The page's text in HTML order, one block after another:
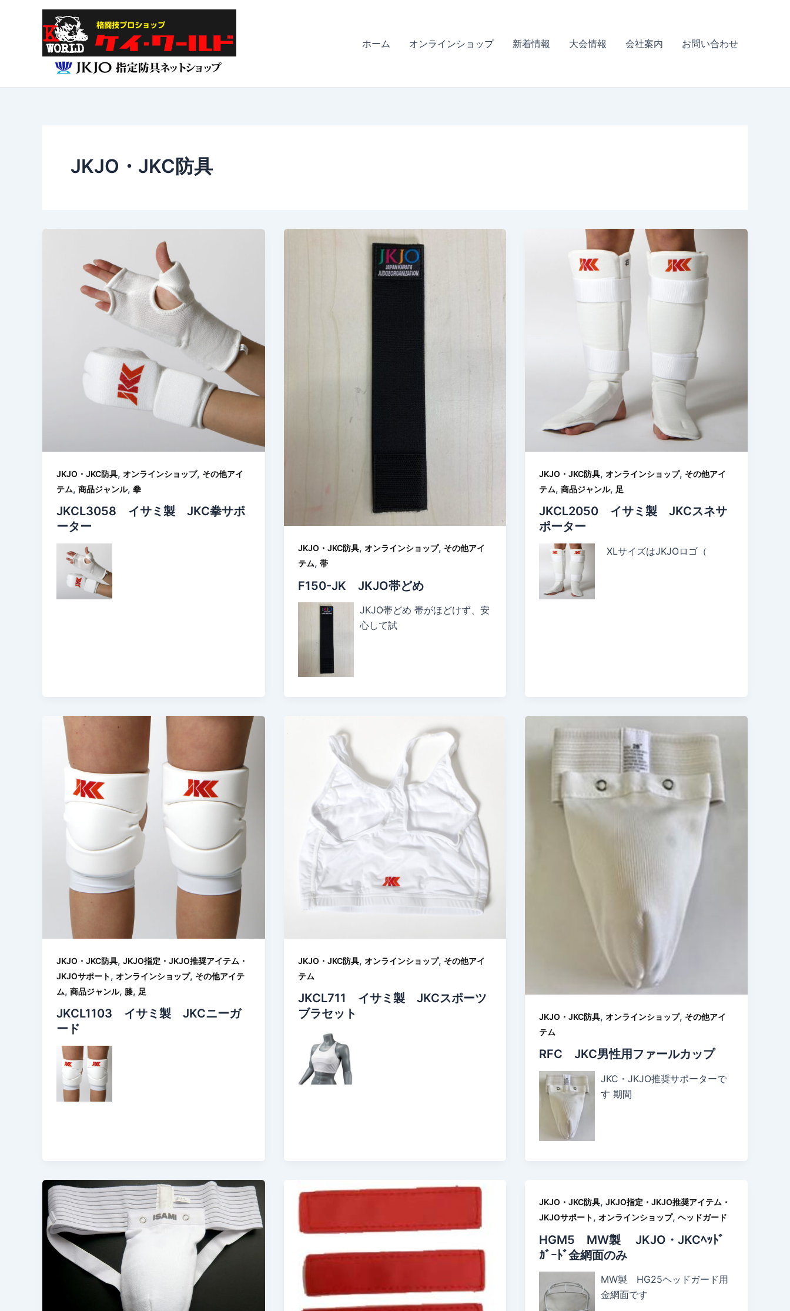
ホーム オンラインショップ 新着情報 大会情報 会社案内 お問い合わせ
JKJO・JKC防具
JKJO・JKC防具, オンラインショップ, その他アイ
テム, 商品ジャンル, 拳
JKCL3058 イサミ製 JKC拳サポ
ーター
JKJO・JKC防具, オンラインショップ, その他アイ
テム, 帯
F150-JK JKJO帯どめ
JKJO帯どめ 帯がほどけず、安
心して試
JKJO・JKC防具,オンラインショップ, その他アイ
テム,商品ジャンル, 足
JKCL2050 イサミ製 JKCスネサ
ポーター
XLサイズはJKJOロゴ（
JKJO・JKC防具, JKJO指定・JKJO推奨アイテム・
JKJOサポート, オンラインショップ, その他アイテ
ム, 商品ジャンル, 膝, 足
JKCL1103 イサミ製 JKCニーガ
ード
JKJO・JKC防具, オンラインショップ, その他アイ
テム
JKCL711 イサミ製 JKCスポーツ
ブラセット
JKJO・JKC防具,オンラインショップ, その他アイ
テム
RFC JKC男性用ファールカップ
JKC・JKJO推奨サポーターで
す 期間
JKJO・JKC防具,JKJO指定・JKJO推奨アイテム・
JKJOサポート,オンラインショップ,ヘッドガード
HGM5 MW製 JKJO・JKCﾍｯﾄﾞ
ｶﾞｰﾄﾞ金網面のみ
MW製 HG25ヘッドガード用
金網面です
投
稿
の
ペ